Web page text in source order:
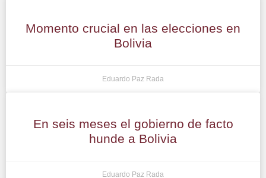
Momento crucial en las elecciones en
Bolivia
Eduardo Paz Rada
En seis meses el gobierno de facto
hunde a Bolivia
Eduardo Paz Rada